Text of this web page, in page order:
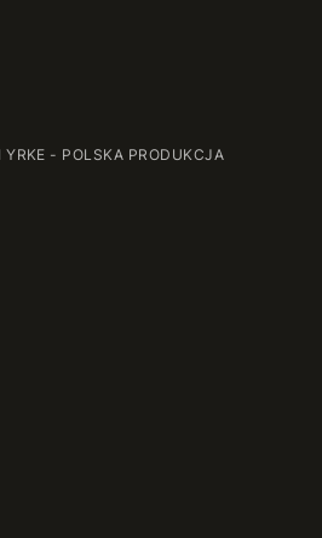
YRKE - POLSKA PRODUKCJA